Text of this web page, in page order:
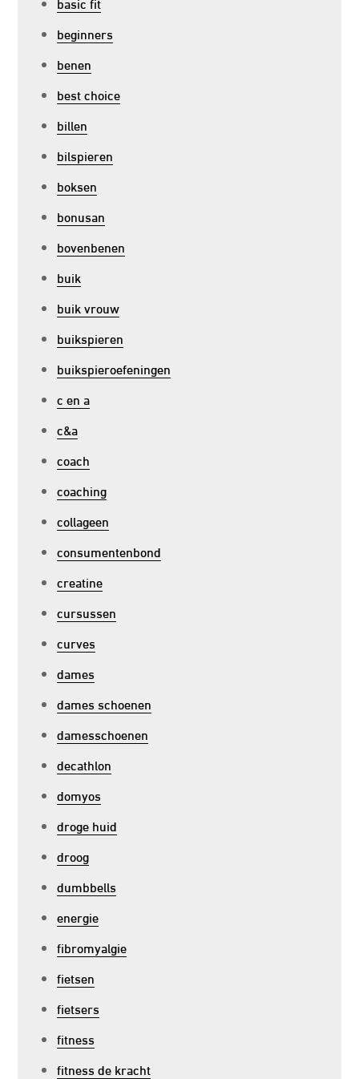
beginners
benen
best choice
billen
bilspieren
boksen
bonusan
bovenbenen
buik
buik vrouw
buikspieren
buikspieroefeningen
c en a
c&a
coach
coaching
collageen
consumentenbond
creatine
cursussen
curves
dames
dames schoenen
damesschoenen
decathlon
domyos
droge huid
droog
dumbbells
energie
fibromyalgie
fietsen
fietsers
fitness
fitness de kracht